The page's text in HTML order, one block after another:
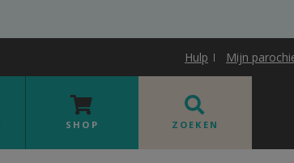
Hulp Mijn
SHOP ZOEKEN